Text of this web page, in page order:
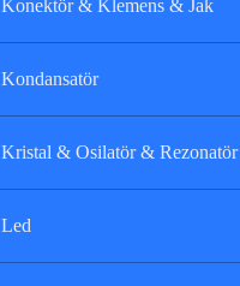
Konektör & Klemens & Jak
Kondansatör
Kristal & Osilatör & Rezonatör
Led